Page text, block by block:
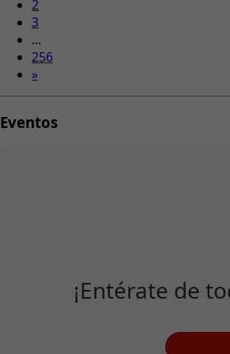
2
3
...
256
»
Eventos
¡Entérate de